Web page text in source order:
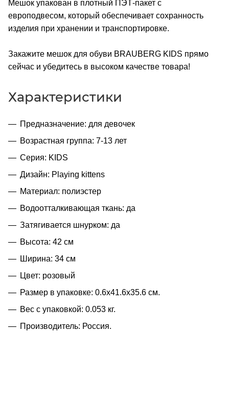
Мешок упакован в плотный ПЭТ-пакет с
европодвесом, который обеспечивает сохранность
изделия при хранении и транспортировке.
Закажите мешок для обуви BRAUBERG KIDS прямо
сейчас и убедитесь в высоком качестве товара!
Характеристики
Предназначение: для девочек
Возрастная группа: 7-13 лет
Серия: KIDS
Дизайн: Playing kittens
Материал: полиэстер
Водоотталкивающая ткань: да
Затягивается шнурком: да
Высота: 42 см
Ширина: 34 см
Цвет: розовый
Размер в упаковке: 0.6x41.6x35.6 см.
Вес с упаковкой: 0.053 кг.
Производитель: Россия.